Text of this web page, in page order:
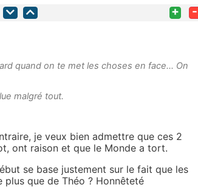
+ -
quand on te met les choses en face... On
malgré tout.
je veux bien admettre que ces 2
ont raison et que le Monde a tort.
se base justement sur le fait que les
que de Théo ? Honnêteté